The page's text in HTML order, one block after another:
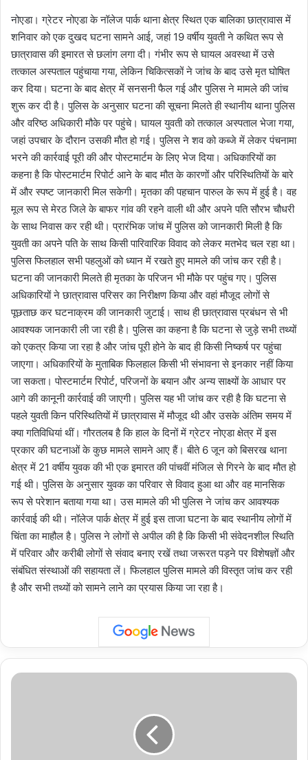
नोएडा। ग्रेटर नोएडा के नॉलेज पार्क थाना क्षेत्र स्थित एक बालिका छात्रावास में
शनिवार को एक दुखद घटना सामने आई, जहां 19 वर्षीय युवती ने कथित रूप से
छात्रावास की इमारत से छलांग लगा दी। गंभीर रूप से घायल अवस्था में उसे
तत्काल अस्पताल पहुंचाया गया, लेकिन चिकित्सकों ने जांच के बाद उसे मृत घोषित
कर दिया। घटना के बाद क्षेत्र में सनसनी फैल गई और पुलिस ने मामले की जांच
शुरू कर दी है। पुलिस के अनुसार घटना की सूचना मिलते ही स्थानीय थाना पुलिस
और वरिष्ठ अधिकारी मौके पर पहुंचे। घायल युवती को तत्काल अस्पताल भेजा गया,
जहां उपचार के दौरान उसकी मौत हो गई। पुलिस ने शव को कब्जे में लेकर पंचनामा
भरने की कार्रवाई पूरी की और पोस्टमार्टम के लिए भेज दिया। अधिकारियों का
कहना है कि पोस्टमार्टम रिपोर्ट आने के बाद मौत के कारणों और परिस्थितियों के बारे
में और स्पष्ट जानकारी मिल सकेगी। मृतका की पहचान पारुल के रूप में हुई है। वह
मूल रूप से मेरठ जिले के बाफर गांव की रहने वाली थी और अपने पति सौरभ चौधरी
के साथ निवास कर रही थी। प्रारंभिक जांच में पुलिस को जानकारी मिली है कि
युवती का अपने पति के साथ किसी पारिवारिक विवाद को लेकर मतभेद चल रहा था।
पुलिस फिलहाल सभी पहलुओं को ध्यान में रखते हुए मामले की जांच कर रही है।
घटना की जानकारी मिलते ही मृतका के परिजन भी मौके पर पहुंच गए। पुलिस
अधिकारियों ने छात्रावास परिसर का निरीक्षण किया और वहां मौजूद लोगों से
पूछताछ कर घटनाक्रम की जानकारी जुटाई। साथ ही छात्रावास प्रबंधन से भी
आवश्यक जानकारी ली जा रही है। पुलिस का कहना है कि घटना से जुड़े सभी तथ्यों
को एकत्र किया जा रहा है और जांच पूरी होने के बाद ही किसी निष्कर्ष पर पहुंचा
जाएगा। अधिकारियों के मुताबिक फिलहाल किसी भी संभावना से इनकार नहीं किया
जा सकता। पोस्टमार्टम रिपोर्ट, परिजनों के बयान और अन्य साक्ष्यों के आधार पर
आगे की कानूनी कार्रवाई की जाएगी। पुलिस यह भी जांच कर रही है कि घटना से
पहले युवती किन परिस्थितियों में छात्रावास में मौजूद थी और उसके अंतिम समय में
क्या गतिविधियां थीं। गौरतलब है कि हाल के दिनों में ग्रेटर नोएडा क्षेत्र में इस
प्रकार की घटनाओं के कुछ मामले सामने आए हैं। बीते 6 जून को बिसरख थाना
क्षेत्र में 21 वर्षीय युवक की भी एक इमारत की पांचवीं मंजिल से गिरने के बाद मौत हो
गई थी। पुलिस के अनुसार युवक का परिवार से विवाद हुआ था और वह मानसिक
रूप से परेशान बताया गया था। उस मामले की भी पुलिस ने जांच कर आवश्यक
कार्रवाई की थी। नॉलेज पार्क क्षेत्र में हुई इस ताजा घटना के बाद स्थानीय लोगों में
चिंता का माहौल है। पुलिस ने लोगों से अपील की है कि किसी भी संवेदनशील स्थिति
में परिवार और करीबी लोगों से संवाद बनाए रखें तथा जरूरत पड़ने पर विशेषज्ञों और
संबंधित संस्थाओं की सहायता लें। फिलहाल पुलिस मामले की विस्तृत जांच कर रही
है और सभी तथ्यों को सामने लाने का प्रयास किया जा रहा है।
Greater